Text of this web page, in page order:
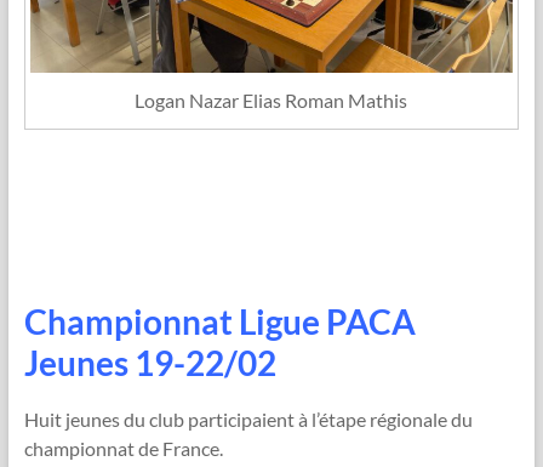
Logan Nazar Elias Roman Mathis
Championnat Ligue PACA
Jeunes 19-22/02
Huit jeunes du club participaient à l’étape régionale du
championnat de France.